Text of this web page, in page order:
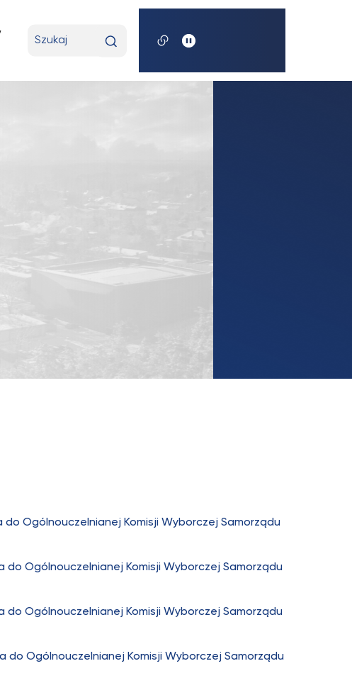
wyszukiwaną
Ogólnouczelnianej Komisji Wyborczej Samorządu
do Ogólnouczelnianej Komisji Wyborczej Samorządu
do Ogólnouczelnianej Komisji Wyborczej Samorządu
do Ogólnouczelnianej Komisji Wyborczej Samorządu